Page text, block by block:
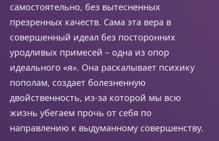
самостоятельно, без вытесненных
презренных качеств. Сама эта вера в
совершенный идеал без посторонних
уродливых примесей – одна из опор
идеального «я». Она раскалывает психику
пополам, создает болезненную
двойственность, из-за которой мы всю
жизнь убегаем прочь от себя по
направлению к выдуманному совершенству.